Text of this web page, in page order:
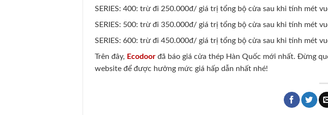
SERIES: 400: trừ đi 250.000đ/ giá trị tổng bộ cửa sau khi tính mét
SERIES: 500: trừ đi 350.000đ/ giá trị tổng bộ cửa sau khi tính mét
SERIES: 600: trừ đi 450.000đ/ giá trị tổng bộ cửa sau khi tính mét
Trên đây, Ecodoor đã báo giá cửa thép Hàn Quốc mới nhất. Đừng
website để được hưởng mức giá hấp dẫn nhất nhé!